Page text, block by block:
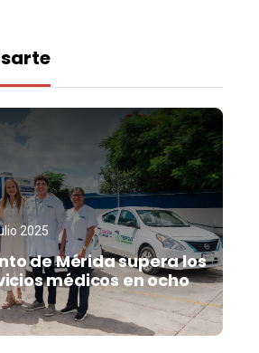
2025
de Mérida supera los
médicos en ocho